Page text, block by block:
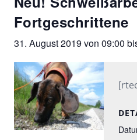
Fortgeschrittene
31. August 2019 von 09:00